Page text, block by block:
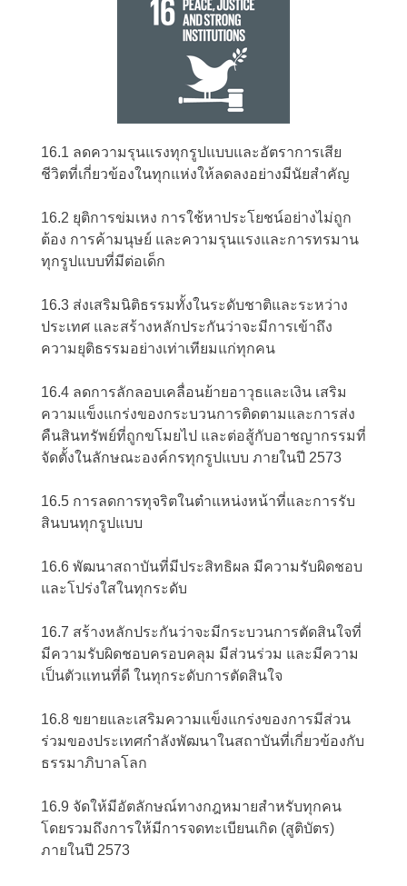
16.1 ลดความรุนแรงทุกรูปแบบและอัตราการเสีย
ชีวิตที่เกี่ยวข้องในทุกแห่งให้ลดลงอย่างมีนัยสำคัญ
16.2 ยุติการข่มเหง การใช้หาประโยชน์อย่างไม่ถูก
ต้อง การค้ามนุษย์ และความรุนแรงและการทรมาน
ทุกรูปแบบที่มีต่อเด็ก
16.3 ส่งเสริมนิติธรรมทั้งในระดับชาติและระหว่าง
ประเทศ และสร้างหลักประกันว่าจะมีการเข้าถึง
ความยุติธรรมอย่างเท่าเทียมแก่ทุกคน
16.4 ลดการลักลอบเคลื่อนย้ายอาวุธและเงิน เสริม
ความแข็งแกร่งของกระบวนการติดตามและการส่ง
คืนสินทรัพย์ที่ถูกขโมยไป และต่อสู้กับอาชญากรรมที่
จัดตั้งในลักษณะองค์กรทุกรูปแบบ ภายในปี 2573
16.5 การลดการทุจริตในตำแหน่งหน้าที่และการรับ
สินบนทุกรูปแบบ
16.6 พัฒนาสถาบันที่มีประสิทธิผล มีความรับผิดชอบ
และโปร่งใสในทุกระดับ
16.7 สร้างหลักประกันว่าจะมีกระบวนการตัดสินใจที่
มีความรับผิดชอบครอบคลุม มีส่วนร่วม และมีความ
เป็นตัวแทนที่ดี ในทุกระดับการตัดสินใจ
16.8 ขยายและเสริมความแข็งแกร่งของการมีส่วน
ร่วมของประเทศกำลังพัฒนาในสถาบันที่เกี่ยวข้องกับ
ธรรมาภิบาลโลก
16.9 จัดให้มีอัตลักษณ์ทางกฎหมายสำหรับทุกคน
โดยรวมถึงการให้มีการจดทะเบียนเกิด (สูติบัตร)
ภายในปี 2573